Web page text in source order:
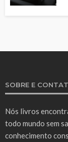
SOBRE E
Nós livros
todo mundo sem
conhecimento